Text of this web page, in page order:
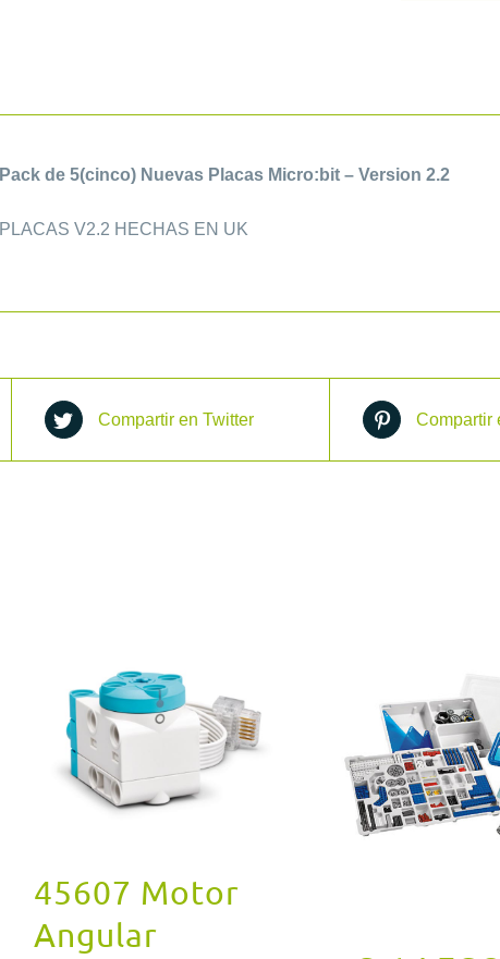
Pack de 5(cinco) Nuevas Placas Micro:bit – Version 2.2
PLACAS V2.2 HECHAS EN UK
Compartir en Twitter Compartir
45607 Motor
Angular